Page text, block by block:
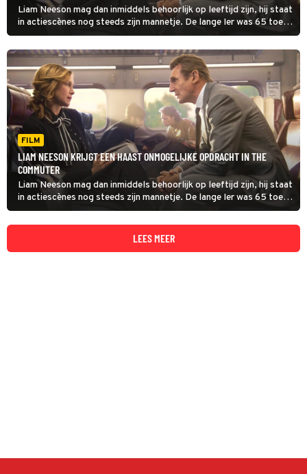
Liam Neeson mag dan inmiddels behoorlijk op leeftijd zijn, hij staat
in actiescènes nog steeds zijn mannetje. De lange Ier was 65 toen
hij The Commuter maakte, maar dat zie je er niet aan af.
FILM
LIAM NEESON KRIJGT EEN HAAST ONMOGELIJKE OPDRACHT IN THE
COMMUTER
Liam Neeson mag dan inmiddels behoorlijk op leeftijd zijn, hij staat
in actiescènes nog steeds zijn mannetje. De lange Ier was 65 toen
hij The Commuter maakte, maar dat zie je er niet aan af.
LEES MEER